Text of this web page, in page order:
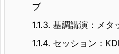
ブ
1.1.3. 基調講演：メタ
1.1.4. セッション：